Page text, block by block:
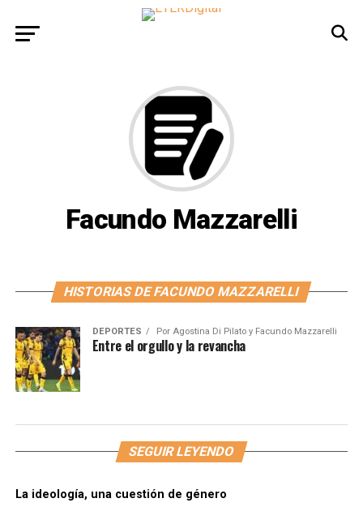
Facundo Mazzarelli
HISTORIAS DE FACUNDO MAZZARELLI
DEPORTES Por Agostina Di Pilato y Facundo Mazzarelli
Entre el orgullo y la revancha
SEGUIR LEYENDO
La ideología, una cuestión de género